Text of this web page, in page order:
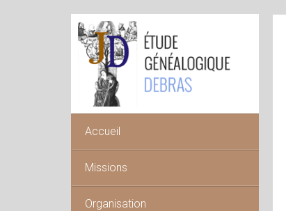
Accueil
Missions
Organisation